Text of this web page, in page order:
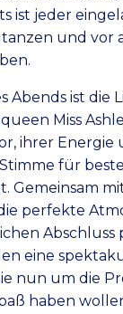
ist jeder
und vor
Abends ist die
Miss
ihrer Energie
für beste
Gemeinsam
perfekte
Abschluss
eine
nun um die
haben